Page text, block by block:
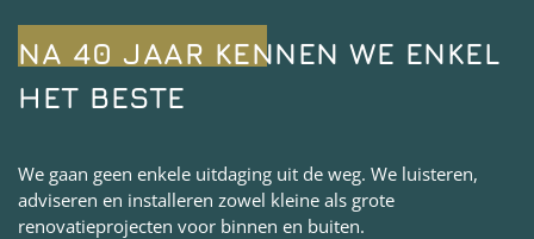
NA 40 JAAR KENNEN WE ENKEL
HET BESTE
We gaan geen enkele uitdaging uit de weg. We luisteren,
adviseren en installeren zowel kleine als grote
renovatieprojecten voor binnen en buiten.